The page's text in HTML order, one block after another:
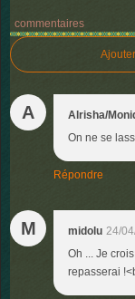
commentaires
A Alrisha/
On ne se
Répondre
M midolu 24/
Oh ... Je
repasserai